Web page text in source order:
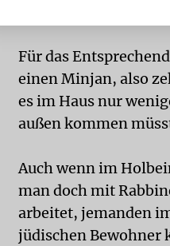
Für das
einen Minjan, also
es im Haus nur
außen kommen
Auch wenn im
man doch mit
arbeitet, jemanden
jüdischen Bewohner